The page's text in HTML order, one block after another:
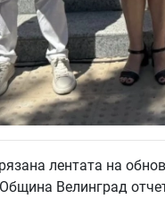
лентата на
Велинград